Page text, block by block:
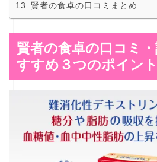
賢者の食卓の口コミまとめ
賢者の食卓の口コミ
すすめ３つのポイント